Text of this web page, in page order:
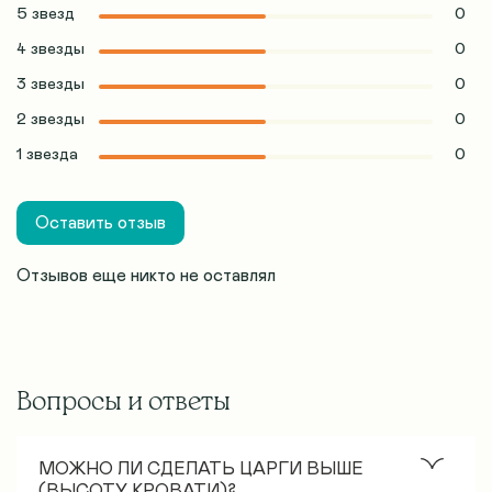
Отзывов еще никто не оставлял
5 звезд 0
4 звезды 0
3 звезды 0
2 звезды 0
1 звезда 0
Оставить отзыв
Вопросы и ответы
МОЖНО ЛИ СДЕЛАТЬ ЦАРГИ ВЫШЕ